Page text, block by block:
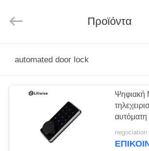
ΠΡΟΪΌΝΤΑ
ΠΕΡΊΠΟΥ
ΕΜΕΊΣ
Technology
Limited.
Προϊόντα
automated door lock
Ψηφιακή
αυτόματη
πορτών
το σπίτι
negociation